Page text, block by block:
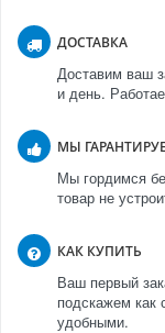
ДОСТАВКА
Доставим ваш
и день.
МЫ
Мы гордимся
товар не
КАК КУПИТЬ
Ваш первый
подскажем как
удобными.